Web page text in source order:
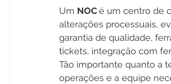
Um NOC é um centro de
alterações processuais,
garantia de qualidade,
tickets, integração com
Tão importante quanto a
operações e a equipe